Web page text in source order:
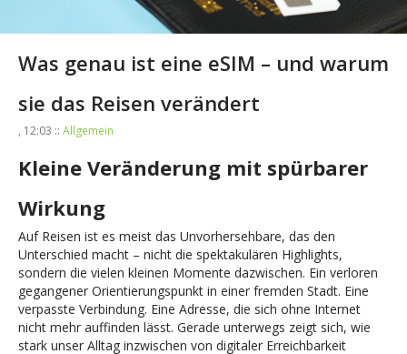
Was genau ist eine eSIM – und warum
sie das Reisen verändert
, 12:03 :: Allgemein
Kleine Veränderung mit spürbarer
Wirkung
Auf Reisen ist es meist das Unvorhersehbare, das den
Unterschied macht – nicht die spektakulären Highlights,
sondern die vielen kleinen Momente dazwischen. Ein verloren
gegangener Orientierungspunkt in einer fremden Stadt. Eine
verpasste Verbindung. Eine Adresse, die sich ohne Internet
nicht mehr auffinden lässt. Gerade unterwegs zeigt sich, wie
stark unser Alltag inzwischen von digitaler Erreichbarkeit